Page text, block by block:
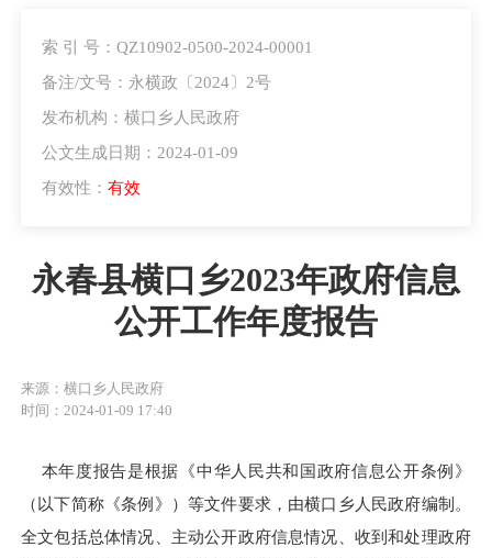
索 引 号：QZ10902-0500-2024-00001
备注/文号：永横政〔2024〕2号
发布机构：横口乡人民政府
公文生成日期：2024-01-09
有效性： 有效
永春县横口乡2023年政府信息
公开工作年度报告
来源：横口乡人民政府
时间：2024-01-09 17:40
本年度报告是根据《中华人民共和国政府信息公开条例》
（以下简称《条例》 ）等文件要求，由横口乡人民政府编制。
全文包括总体情况、主动公开政府信息情况、收到和处理政府